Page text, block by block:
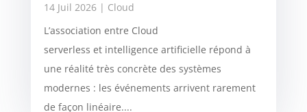
14 Juil 2026| Cloud
L’association entre Cloud
serverless et intelligence artificielle répond à
une réalité très concrète des systèmes
modernes : les événements arrivent rarement
de façon linéaire....